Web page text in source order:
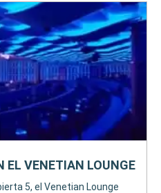
5, el Venetian Lounge
EL VENETIAN LOUNGE